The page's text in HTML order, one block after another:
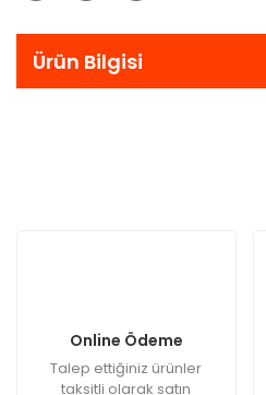
Ürün Bilgisi
Online Ödeme
Talep ettiğiniz ürünler
taksitli olarak satın